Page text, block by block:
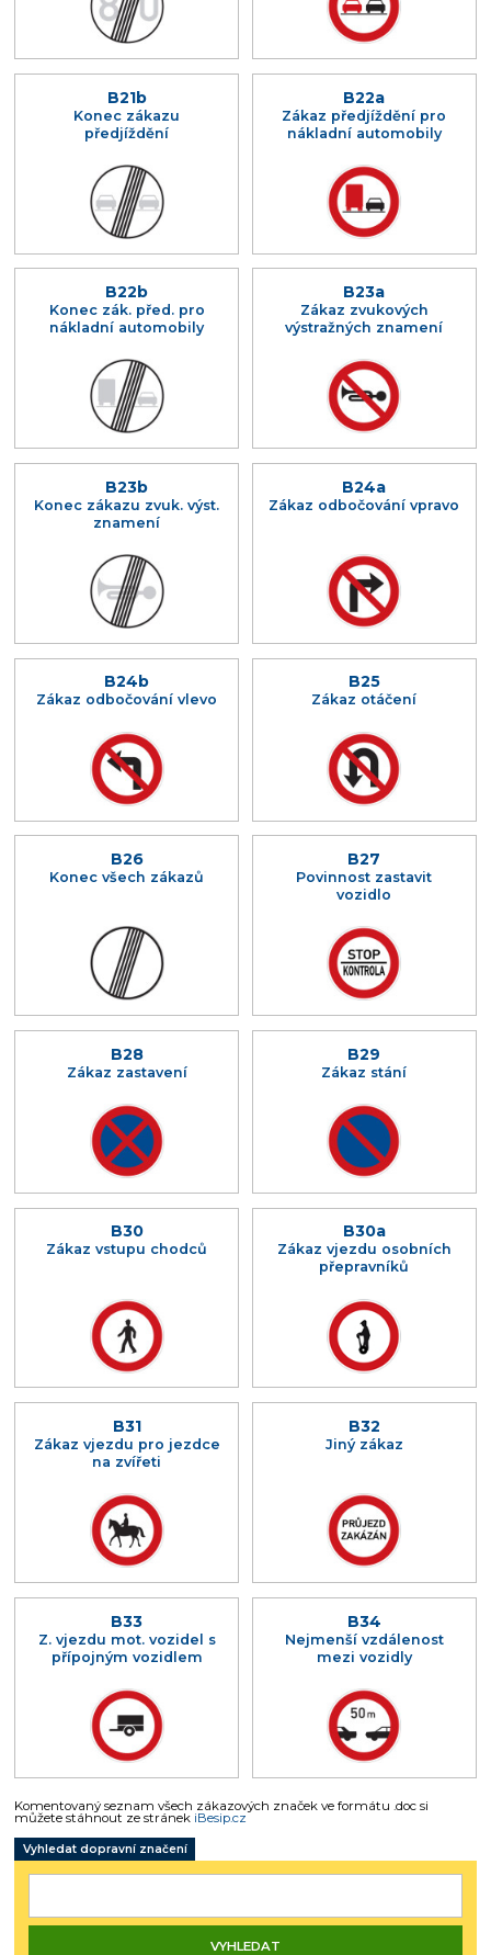
B21b
Konec zákazu
předjíždění
B22a
Zákaz předjíždění pro
nákladní automobily
B22b
Konec zák. před. pro
nákladní automobily
B23a
Zákaz zvukových
výstražných znamení
B23b
Konec zákazu zvuk. výst.
znamení
B24a
Zákaz odbočování vpravo
B24b
Zákaz odbočování vlevo
B25
Zákaz otáčení
B26
Konec všech zákazů
B27
Povinnost zastavit
vozidlo
B28
Zákaz zastavení
B29
Zákaz stání
B30
Zákaz vstupu chodců
B30a
Zákaz vjezdu osobních
přepravníků
B31
Zákaz vjezdu pro jezdce
na zvířeti
B32
Jiný zákaz
B33
Z. vjezdu mot. vozidel s
přípojným vozidlem
B34
Nejmenší vzdálenost
mezi vozidly
Komentovaný seznam všech zákazových značek ve formátu .doc si
můžete stáhnout ze stránek iBesip.cz
Vyhledat dopravní značení